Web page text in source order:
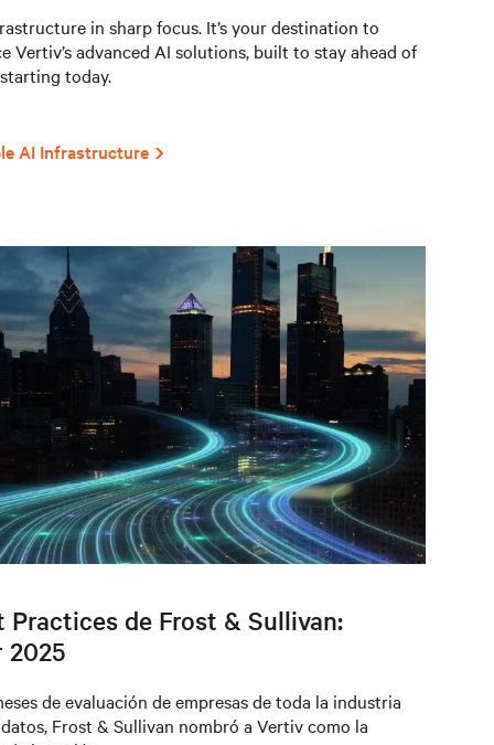
in sharp focus. It’s your destination to
Vertiv’s advanced AI solutions, built to stay ahead of
today.
AI Infrastructure
Practices de Frost & Sullivan:
2025
de evaluación de empresas de toda la industria
Frost & Sullivan nombró a Vertiv como la